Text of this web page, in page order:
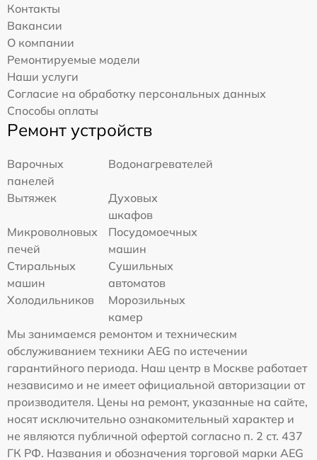
Контакты
Вакансии
О компании
Ремонтируемые модели
Наши услуги
Согласие на обработку персональных данных
Способы оплаты
Ремонт устройств
Варочных
панелей
Водонагревателей
Вытяжек
Духовых
шкафов
Микроволновых
печей
Посудомоечных
машин
Стиральных
машин
Сушильных
автоматов
Холодильников
Морозильных
камер
Мы занимаемся ремонтом и техническим
обслуживанием техники AEG по истечении
гарантийного периода. Наш центр в Москве работает
независимо и не имеет официальной авторизации от
производителя. Цены на ремонт, указанные на сайте,
носят исключительно ознакомительный характер и
не являются публичной офертой согласно п. 2 ст. 437
ГК РФ. Названия и обозначения торговой марки AEG